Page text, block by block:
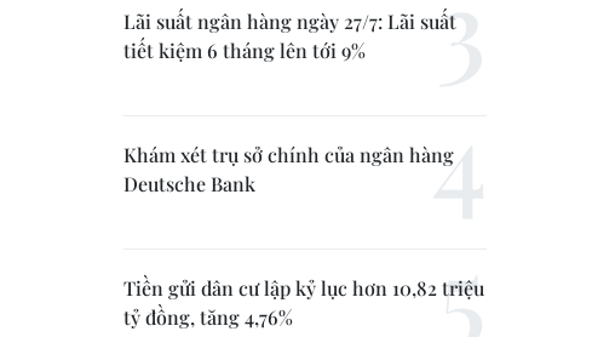
Lãi suất ngân hàng ngày 27/7: Lãi suất
tiết kiệm 6 tháng lên tới 9%
Khám xét trụ sở chính của ngân hàng
Deutsche Bank
Tiền gửi dân cư lập kỷ lục hơn 10,82 triệu
tỷ đồng, tăng 4,76%